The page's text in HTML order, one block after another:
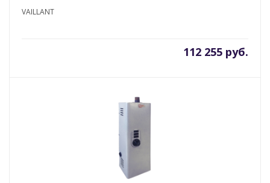
VAILLANT
112 255 руб.